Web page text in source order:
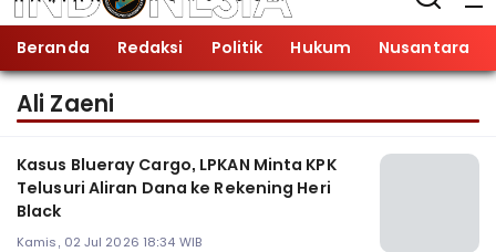
Beranda Redaksi Politik Hukum Nusantara
Ali Zaeni
Kasus Blueray Cargo, LPKAN Minta KPK
Telusuri Aliran Dana ke Rekening Heri
Black
Kamis, 02 Jul 2026 18:34 WIB